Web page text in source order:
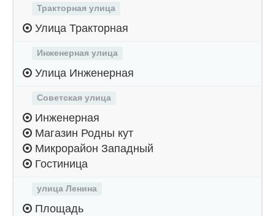
Тракторная улица
Улица Тракторная
Инженерная улица
Улица Инженерная
Советская улица
Инженерная
Магазин Родны кут
Микрорайон Западный
Гостиница
улица Ленина
Площадь